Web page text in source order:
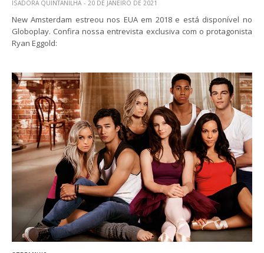
ISADORA QUINTANILHA 20 DE JANEIRO DE 2021
New Amsterdam estreou nos EUA em 2018 e está disponível no
Globoplay. Confira nossa entrevista exclusiva com o protagonista
Ryan Eggold: